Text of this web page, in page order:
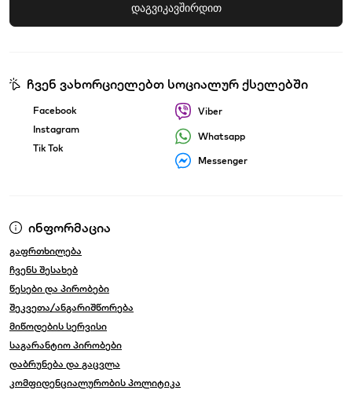
დაგვიკავშირდით
ინფორმაცია
გაფრთხილება
ჩვენს შესახებ
წესები და პირობები
შეკვეთა/ანგარიშწორება
მიწოდების სერვისი
საგარანტიო პირობები
დაბრუნება და გაცვლა
კომფიდენციალურობის პოლიტიკა
ჩვენ ვახორციელებთ სოციალურ ქსელებში
Facebook
Instagram
Tik Tok
Viber
Whatsapp
Messenger